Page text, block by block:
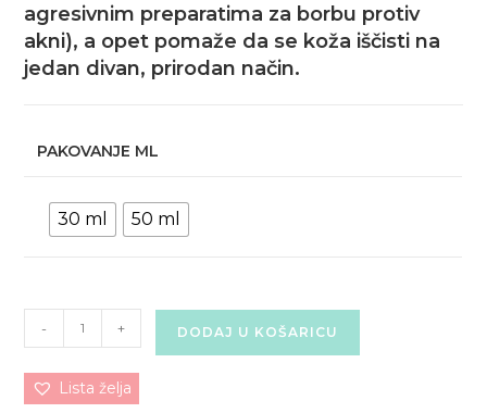
agresivnim preparatima za borbu protiv
akni), a opet pomaže da se koža iščisti na
jedan divan, prirodan način.
PAKOVANJE ML
30 ml 50 ml
AGE
KREMA-
SMILJE
- + DODAJ U KOŠARICU
Lista želja